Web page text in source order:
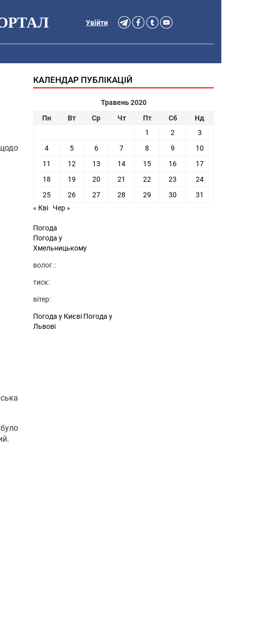
Увійти
КАЛЕНДАР ПУБЛІКАЦІЙ
Травень 2020
Пн
Вт Ср Чт Пт Сб
Нд
1
2
3
4
5 6 7 8 9
10
11
12 13 14 15 16
17
18
19 20 21 22 23
24
25
26 27 28 29 30
31
« Кві
Чер »
Погода
Погода у
Хмельницькому
волог.:
тиск:
вітер:
Погода у Києві Погода у
Львові